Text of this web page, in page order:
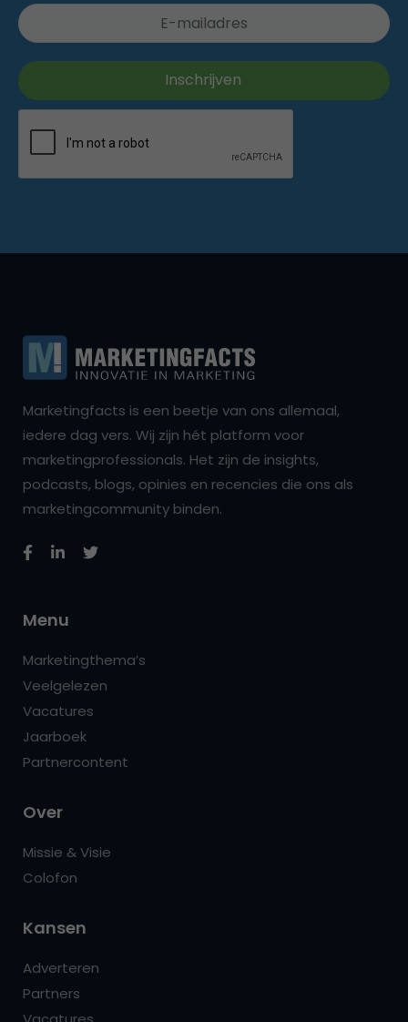
Marketingfacts is een beetje van ons allemaal,
iedere dag vers. Wij zijn hét platform voor
marketingprofessionals. Het zijn de insights,
podcasts, blogs, opinies en recencies die ons als
marketingcommunity binden.
Menu
Marketingthema’s
Veelgelezen
Vacatures
Jaarboek
Partnercontent
Over
Missie & Visie
Colofon
Kansen
Adverteren
Partners